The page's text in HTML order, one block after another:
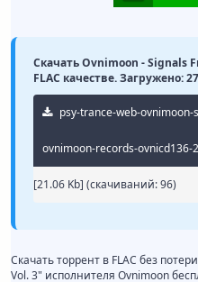
Скачать Ovnimoon - Signals
FLAC качестве. Загружено:
psy-trance-web-
ovnimoon-records-
[21.06 Kb] (cкачиваний: 96)
Скачать торрент в FLAC без
Vol. 3" исполнителя Ovnimoon